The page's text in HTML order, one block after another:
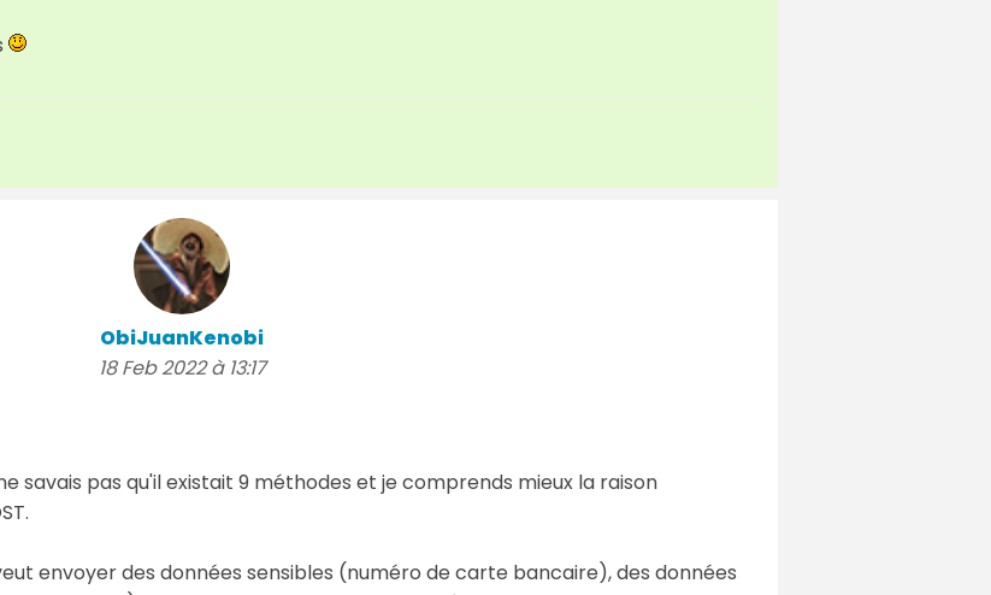
ObiJuanKenobi
18 Feb 2022 à 13:17
savais pas qu'il existait 9 méthodes et je comprends mieux la raison
envoyer des données sensibles (numéro de carte bancaire), des données